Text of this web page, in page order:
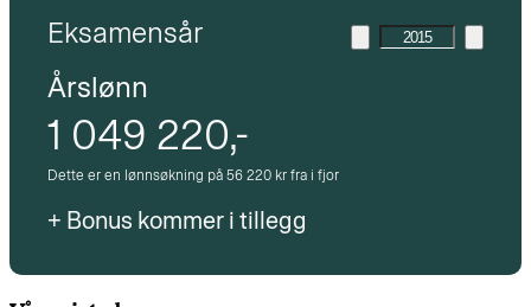
Eksamensår
Årslønn
1 049 220,-
Dette er en lønnsøkning på 56 220 kr fra i fjor
+ Bonus kommer i tillegg